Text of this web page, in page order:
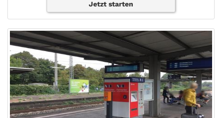
Jetzt starten